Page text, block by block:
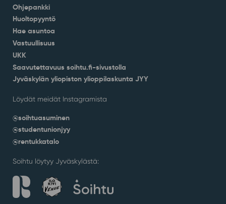
Ohjepankki
Huoltopyyntö
Hae asuntoa
Vastuullisuus
UKK
Saavutettavuus soihtu.fi-sivustolla
Jyväskylän yliopiston ylioppilaskunta JYY
Löydät meidät Instagramista
@soihtuasuminen
@studentunionjyy
@rentukkatalo
Soihtu löytyy Jyväskylästä: